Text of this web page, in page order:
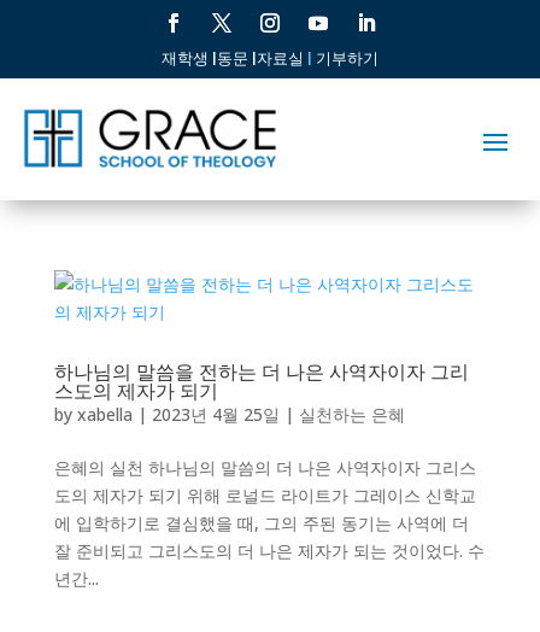
재학생 |동문 |자료실 | 기부하기
하나님의 말씀을 전하는 더 나은 사역자이자 그리
스도의 제자가 되기
by xabella | 2023년 4월 25일 | 실천하는 은혜
은혜의 실천 하나님의 말씀의 더 나은 사역자이자 그리스
도의 제자가 되기 위해 로널드 라이트가 그레이스 신학교
에 입학하기로 결심했을 때, 그의 주된 동기는 사역에 더
잘 준비되고 그리스도의 더 나은 제자가 되는 것이었다. 수
년간...